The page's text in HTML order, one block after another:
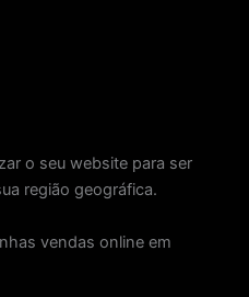
o seu website para ser
região geográfica.
vendas online em